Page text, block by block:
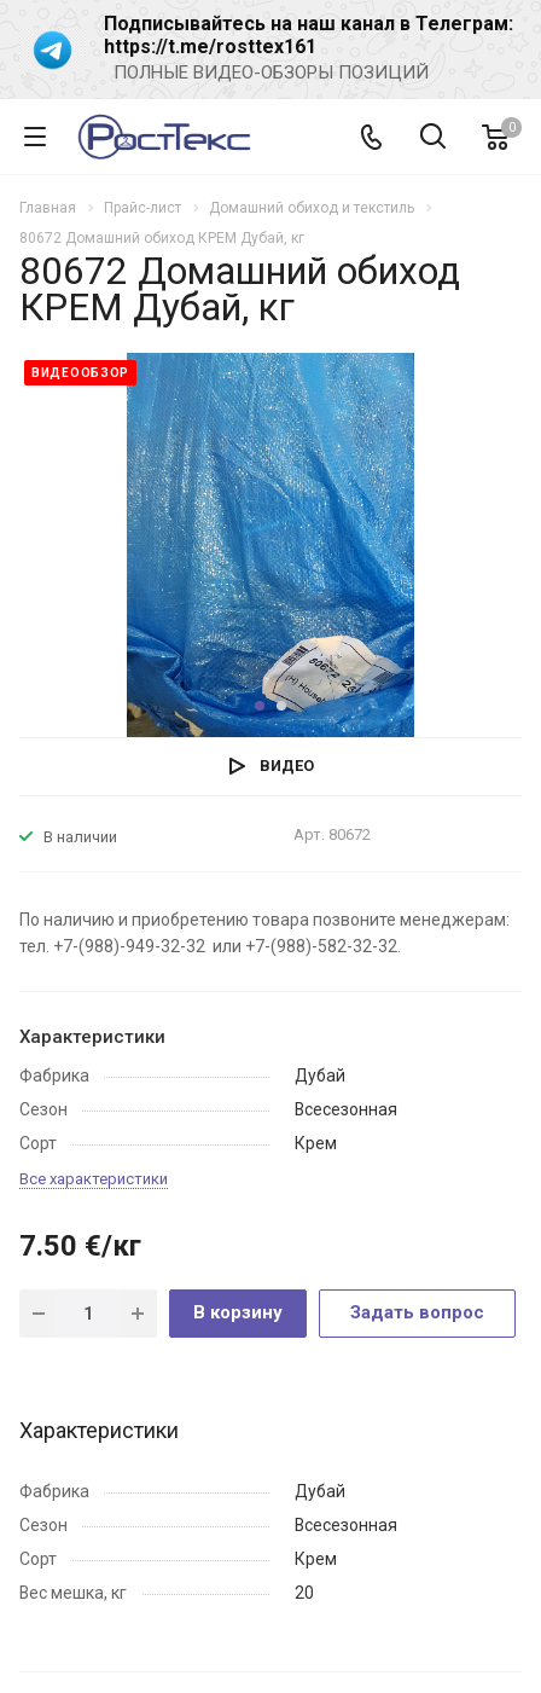
Подписывайтесь на наш канал в Телеграм:
https://t.me/rosttex161
ПОЛНЫЕ ВИДЕО-ОБЗОРЫ ПОЗИЦИЙ
0
Главная Прайс-лист
Домашний обиход и текстиль
80672 Домашний обиход КРЕМ Дубай, кг
80672 Домашний обиход
КРЕМ Дубай, кг
ВИДЕООБЗОР
ВИДЕО
В наличии Арт. 80672
По наличию и приобретению товара позвоните менеджерам:
тел. +7-(988)-949-32-32 или +7-(988)-582-32-32.
Характеристики
Фабрика
Дубай
Сезон
Всесезонная
Сорт
Крем
Все характеристики
7.50 €/кг
В корзину Задать вопрос
Характеристики
Фабрика
Дубай
Сезон
Всесезонная
Сорт
Крем
Вес мешка, кг
20